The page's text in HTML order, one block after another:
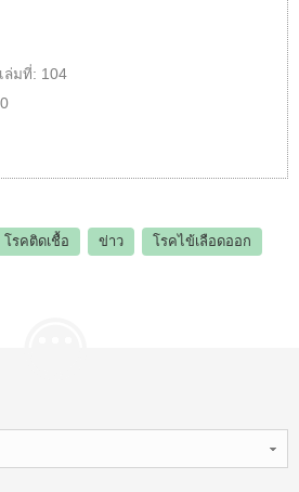
เล่มที่: 104
โรคติดเชื้อ ข่าว โรคไข้เลือดออก